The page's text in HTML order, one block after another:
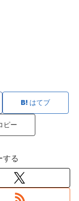
はてブ
ピー
する